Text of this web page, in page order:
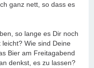
ganz nett, so dass es
so lange es Dir noch
Wie sind Deine
Bier am Freitagabend
denkst, es zu lassen?